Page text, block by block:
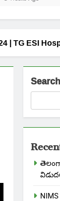
| TG ESI
Search